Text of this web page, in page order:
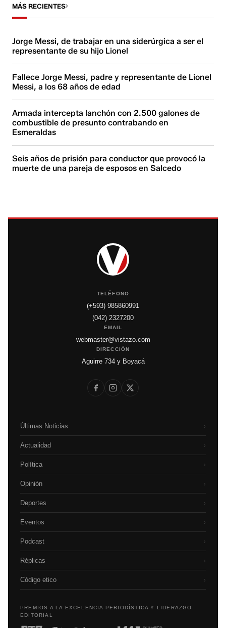
MÁS RECIENTES
Jorge Messi, de trabajar en una siderúrgica a ser el
representante de su hijo Lionel
Fallece Jorge Messi, padre y representante de Lionel
Messi, a los 68 años de edad
Armada intercepta lanchón con 2.500 galones de
combustible de presunto contrabando en
Esmeraldas
Seis años de prisión para conductor que provocó la
muerte de una pareja de esposos en Salcedo
TELÉFONO
(+593) 985860991
(042) 2327200
EMAIL
webmaster@vistazo.com
DIRECCIÓN
Aguirre 734 y Boyacá
Últimas Noticias ›
Actualidad ›
Política ›
Opinión ›
Deportes ›
Eventos ›
Podcast ›
Réplicas ›
Código etico ›
PREMIOS A LA EXCELENCIA PERIODÍSTICA Y LIDERAZGO
EDITORIAL